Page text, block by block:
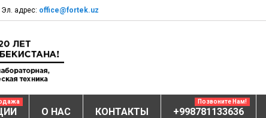
Эл. адрес: office@fortek.uz
О НАС КОНТАКТЫ +998781133636
Позвоните Нам!